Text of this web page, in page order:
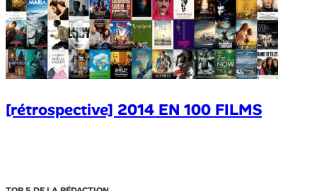
[rétrospective] 2014 EN 100 FILMS